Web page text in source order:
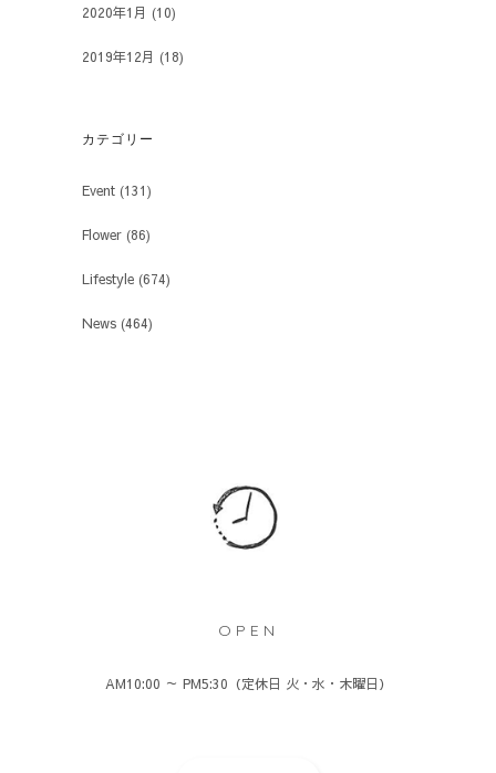
2020年1月 (10)
2019年12月 (18)
カテゴリー
Event (131)
Flower (86)
Lifestyle (674)
News (464)
OPEN
AM10:00 ～ PM5:30（定休日 火・水・木曜日）